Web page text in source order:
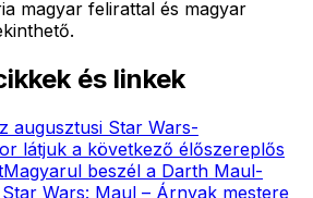
magyar felirattal és magyar
és linkek
augusztusi Star Wars-
látjuk a következő élőszereplős
Magyarul beszél a Darth Maul-
Wars: Maul – Árnyak mestere